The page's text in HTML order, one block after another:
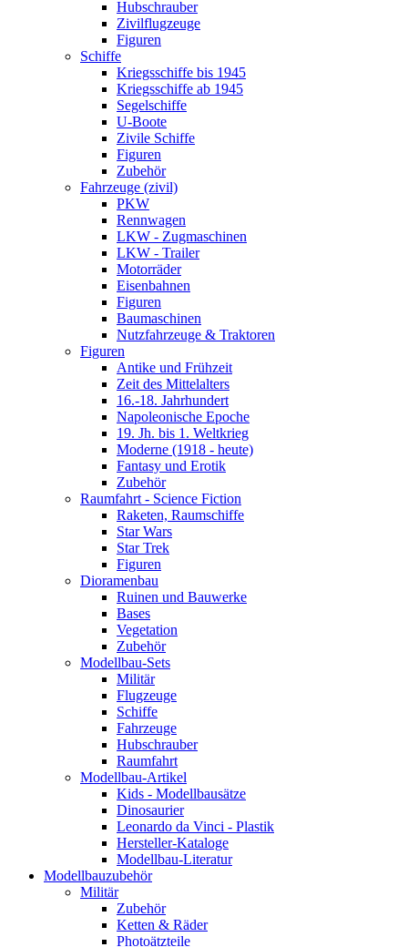
Hubschrauber
Zivilflugzeuge
Figuren
Schiffe
Kriegsschiffe bis 1945
Kriegsschiffe ab 1945
Segelschiffe
U-Boote
Zivile Schiffe
Figuren
Zubehör
Fahrzeuge (zivil)
PKW
Rennwagen
LKW - Zugmaschinen
LKW - Trailer
Motorräder
Eisenbahnen
Figuren
Baumaschinen
Nutzfahrzeuge & Traktoren
Figuren
Antike und Frühzeit
Zeit des Mittelalters
16.-18. Jahrhundert
Napoleonische Epoche
19. Jh. bis 1. Weltkrieg
Moderne (1918 - heute)
Fantasy und Erotik
Zubehör
Raumfahrt - Science Fiction
Raketen, Raumschiffe
Star Wars
Star Trek
Figuren
Dioramenbau
Ruinen und Bauwerke
Bases
Vegetation
Zubehör
Modellbau-Sets
Militär
Flugzeuge
Schiffe
Fahrzeuge
Hubschrauber
Raumfahrt
Modellbau-Artikel
Kids - Modellbausätze
Dinosaurier
Leonardo da Vinci - Plastik
Hersteller-Kataloge
Modellbau-Literatur
Modellbauzubehör
Militär
Zubehör
Ketten & Räder
Photoätzteile